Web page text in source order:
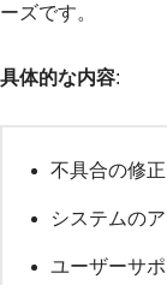
ーズです。
具体的な内容:
不具合の修
システムの
ユーザーサポ